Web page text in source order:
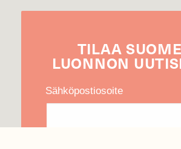
TILAA
LUONNON
Sähköpostiosoite